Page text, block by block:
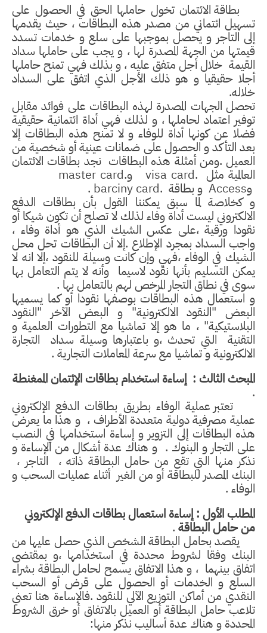
بطاقة الائتمان تخول حاملها الحق في الحصول على
تسهيل ائتماني من مصدر هذه البطاقات ، حيث يقدمها
إلى التاجر و يحصل بموجبها على سلع و خدمات تسدد
قيمتها من الجهة المصدرة لها ، و يجب على حاملها سداد
القيمة خلال أجل متفق عليه ، و بذلك فهي تمنح حاملها
أجلا حقيقيا و هو ذلك الأجل الذي اتفق على السداد
خلاله.
تحصل الجهات المصدرة لهذه البطاقات على فوائد مقابل
توفير اعتماد لحاملها ، و لذلك فهي أداة ائتمانية حقيقية
فضلا عن كونها أداة للوفاء و لا تمنح هذه البطاقات إلا
بعد التأكد و الحصول على ضمانات عينية أو شخصية من
العميل .ومن أمثلة هذه البطاقات نجد بطاقات الائتمان
العالمية مثل visa card. وmaster card.
وAccess و بطاقة barciny card.
.
و كخلاصة لما سبق يمكننا القول بأن بطاقات الدفع
الالكتروني ليست أداة وفاء لذلك لا تصلح أن تكون شيكا أو
نقودا ورقية ،على عكس الشيك الذي هو أداة وفاء ،
واجب السداد بمجرد الإطلاع .إلا أن البطاقات تحل محل
الشيك في الوفاء ،فهي وإن كانت وسيلة للنقود ،إلا انه لا
يمكن التسليم بأنها نقود لاسيما وأنه لا يتم التعامل بها
سوى في نطاق التجار المرخص لهم بالتعامل بها .
و استعمال هذه البطاقات بوصفها نقودا أو كما يسميها
البعض "النقود الالكترونية" و البعض الآخر "النقود
البلاستيكية" ، ما هو إلا تماشيا مع التطورات العلمية و
التقنية التي تحدث ،و باعتبارها وسيلة سداد التجارة
الالكترونية و تماشيا مع سرعة المعاملات التجارية .
المبحث الثالث : إساءة استخدام بطاقات الإئتمان الممغنطة
.
تعتبر عملية الوفاء بطريق بطاقات الدفع الإلكتروني
عملية مصرفية دولية متعددة الأطراف ، و هذا ما يعرض
هذه البطاقات إلى التزوير و إساءة استخدامها في النصب
على التجار و البنوك . و هناك عدة أشكال من الإساءة و
نذكر منها التي تقع من حامل البطاقة ذاته ، التاجر ،
البنك المصدر للبطاقة أو من الغير أثناء عمليات السحب و
الوفاء .
المطلب الأول : إساءة استعمال بطاقات الدفع الإلكتروني
من حامل البطاقة .
يقصد بحامل البطاقة الشخص الذي حصل عليها من
البنك وفقا لشروط محددة في استخدامها ،و بمقتضى
اتفاق بينهما ، و هذا الاتفاق يسمح لحامل البطاقة بشراء
السلع و الخدمات أو الحصول على قرض أو السحب
النقدي من أماكن التوزيع الآلي للنقود .فالإساءة هنا تعني
تلاعب حامل البطاقة أو العميل بالاتفاق أو خرق الشروط
المحددة و هناك عدة أساليب نذكر منها: